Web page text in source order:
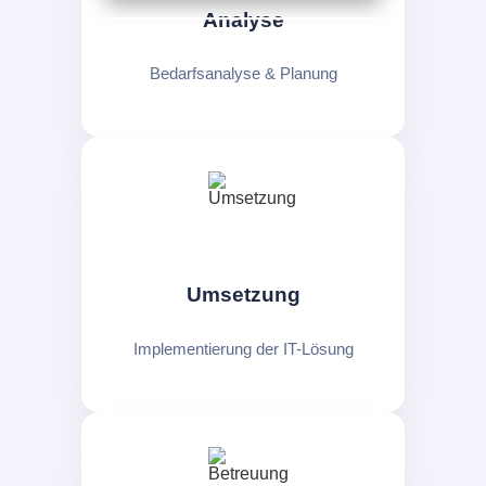
Analyse
Bedarfsanalyse & Planung
Umsetzung
Implementierung der IT-Lösung